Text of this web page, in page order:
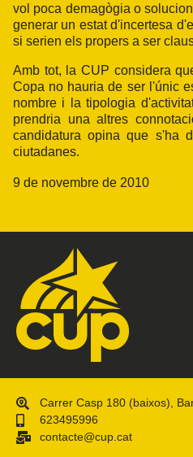
vol poca demagògia o
generar un estat d'incertesa
si serien els propers a ser
Amb tot, la CUP considera
Copa no hauria de ser l'únic
nombre i la tipologia
prendria una altres
candidatura opina que s'ha
ciutadanes.
9 de novembre de 2010
Carrer Casp 180 (baixos),
623495996
contacte@cup.cat